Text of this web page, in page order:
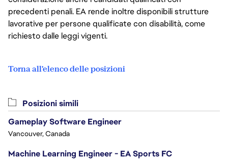
precedenti penali. EA rende inoltre disponibili strutture
lavorative per persone qualificate con disabilità, come
richiesto dalle leggi vigenti.
Torna all'elenco delle posizioni
Posizioni simili
Gameplay Software Engineer
Vancouver, Canada
Machine Learning Engineer - EA Sports FC